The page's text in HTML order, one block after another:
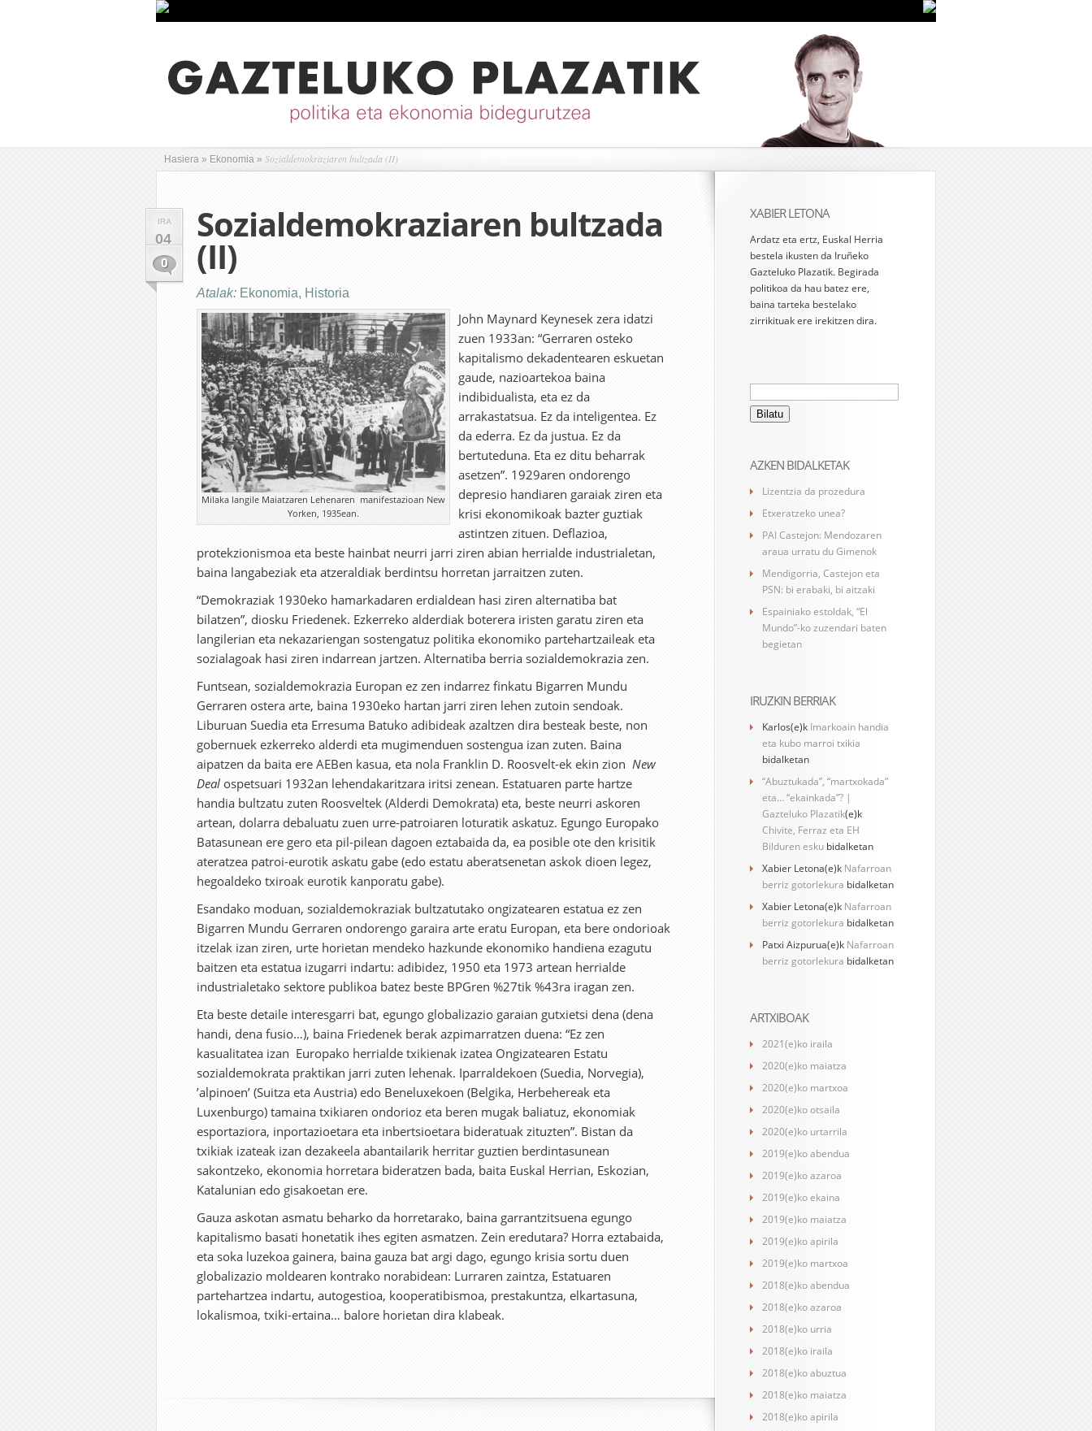
Hasiera » Ekonomia » Sozialdemokraziaren bultzada (II)
IRA
04
0
Sozialdemokraziaren bultzada
(II)
Atalak: Ekonomia, Historia
Milaka langile Maiatzaren Lehenaren manifestazioan New
Yorken, 1935ean.
John Maynard Keynesek zera idatzi
zuen 1933an: “Gerraren osteko
kapitalismo dekadentearen eskuetan
gaude, nazioartekoa baina
indibidualista, eta ez da
arrakastatsua. Ez da inteligentea. Ez
da ederra. Ez da justua. Ez da
bertuteduna. Eta ez ditu beharrak
asetzen”. 1929aren ondorengo
depresio handiaren garaiak ziren eta
krisi ekonomikoak bazter guztiak
astintzen zituen. Deflazioa,
protekzionismoa eta beste hainbat neurri jarri ziren abian herrialde industrialetan,
baina langabeziak eta atzeraldiak berdintsu horretan jarraitzen zuten.
“Demokraziak 1930eko hamarkadaren erdialdean hasi ziren alternatiba bat
bilatzen”, diosku Friedenek. Ezkerreko alderdiak boterera iristen garatu ziren eta
langilerian eta nekazariengan sostengatuz politika ekonomiko partehartzaileak eta
sozialagoak hasi ziren indarrean jartzen. Alternatiba berria sozialdemokrazia zen.
Funtsean, sozialdemokrazia Europan ez zen indarrez finkatu Bigarren Mundu
Gerraren ostera arte, baina 1930eko hartan jarri ziren lehen zutoin sendoak.
Liburuan Suedia eta Erresuma Batuko adibideak azaltzen dira besteak beste, non
gobernuek ezkerreko alderdi eta mugimenduen sostengua izan zuten. Baina
aipatzen da baita ere AEBen kasua, eta nola Franklin D. Roosvelt-ek ekin zion New
Deal ospetsuari 1932an lehendakaritzara iritsi zenean. Estatuaren parte hartze
handia bultzatu zuten Roosveltek (Alderdi Demokrata) eta, beste neurri askoren
artean, dolarra debaluatu zuen urre-patroiaren loturatik askatuz. Egungo Europako
Batasunean ere gero eta pil-pilean dagoen eztabaida da, ea posible ote den krisitik
ateratzea patroi-eurotik askatu gabe (edo estatu aberatsenetan askok dioen legez,
hegoaldeko txiroak eurotik kanporatu gabe).
Esandako moduan, sozialdemokraziak bultzatutako ongizatearen estatua ez zen
Bigarren Mundu Gerraren ondorengo garaira arte eratu Europan, eta bere ondorioak
itzelak izan ziren, urte horietan mendeko hazkunde ekonomiko handiena ezagutu
baitzen eta estatua izugarri indartu: adibidez, 1950 eta 1973 artean herrialde
industrialetako sektore publikoa batez beste BPGren %27tik %43ra iragan zen.
Eta beste detaile interesgarri bat, egungo globalizazio garaian gutxietsi dena (dena
handi, dena fusio…), baina Friedenek berak azpimarratzen duena: “Ez zen
kasualitatea izan Europako herrialde txikienak izatea Ongizatearen Estatu
sozialdemokrata praktikan jarri zuten lehenak. Iparraldekoen (Suedia, Norvegia),
’alpinoen’ (Suitza eta Austria) edo Beneluxekoen (Belgika, Herbehereak eta
Luxenburgo) tamaina txikiaren ondorioz eta beren mugak baliatuz, ekonomiak
esportaziora, inportazioetara eta inbertsioetara bideratuak zituzten”. Bistan da
txikiak izateak izan dezakeela abantailarik herritar guztien berdintasunean
sakontzeko, ekonomia horretara bideratzen bada, baita Euskal Herrian, Eskozian,
Katalunian edo gisakoetan ere.
Gauza askotan asmatu beharko da horretarako, baina garrantzitsuena egungo
kapitalismo basati honetatik ihes egiten asmatzen. Zein eredutara? Horra eztabaida,
eta soka luzekoa gainera, baina gauza bat argi dago, egungo krisia sortu duen
globalizazio moldearen kontrako norabidean: Lurraren zaintza, Estatuaren
partehartzea indartu, autogestioa, kooperatibismoa, prestakuntza, elkartasuna,
lokalismoa, txiki-ertaina… balore horietan dira klabeak.
XABIER LETONA
Ardatz eta ertz, Euskal Herria
bestela ikusten da Iruñeko
Gazteluko Plazatik. Begirada
politikoa da hau batez ere,
baina tarteka bestelako
zirrikituak ere irekitzen dira.
Bilatu:
AZKEN BIDALKETAK
Lizentzia da prozedura
Etxeratzeko unea?
PAI Castejon: Mendozaren
araua urratu du Gimenok
Mendigorria, Castejon eta
PSN: bi erabaki, bi aitzaki
Espainiako estoldak, “El
Mundo”-ko zuzendari baten
begietan
IRUZKIN BERRIAK
Karlos(e)k Imarkoain handia
eta kubo marroi txikia
bidalketan
“Abuztukada”, “martxokada”
eta… “ekainkada”? |
Gazteluko Plazatik(e)k
Chivite, Ferraz eta EH
Bilduren esku bidalketan
Xabier Letona(e)k Nafarroan
berriz gotorlekura bidalketan
Xabier Letona(e)k Nafarroan
berriz gotorlekura bidalketan
Patxi Aizpurua(e)k Nafarroan
berriz gotorlekura bidalketan
ARTXIBOAK
2021(e)ko iraila
2020(e)ko maiatza
2020(e)ko martxoa
2020(e)ko otsaila
2020(e)ko urtarrila
2019(e)ko abendua
2019(e)ko azaroa
2019(e)ko ekaina
2019(e)ko maiatza
2019(e)ko apirila
2019(e)ko martxoa
2018(e)ko abendua
2018(e)ko azaroa
2018(e)ko urria
2018(e)ko iraila
2018(e)ko abuztua
2018(e)ko maiatza
2018(e)ko apirila